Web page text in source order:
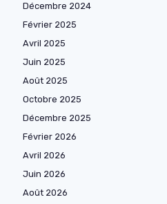
Décembre 2024
Février 2025
Avril 2025
Juin 2025
Août 2025
Octobre 2025
Décembre 2025
Février 2026
Avril 2026
Juin 2026
Août 2026